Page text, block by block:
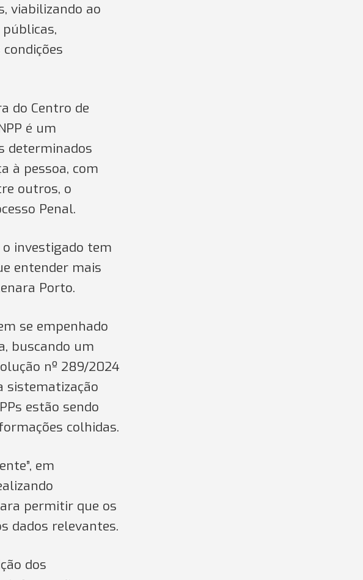
viabilizando ao
do Centro de
é um
determinados
à pessoa, com
outros, o
Penal.
o investigado tem
entender mais
Porto.
se empenhado
buscando um
nº 289/2024
sistematização
estão sendo
colhidas.
em
permitir que os
dados relevantes.
dos